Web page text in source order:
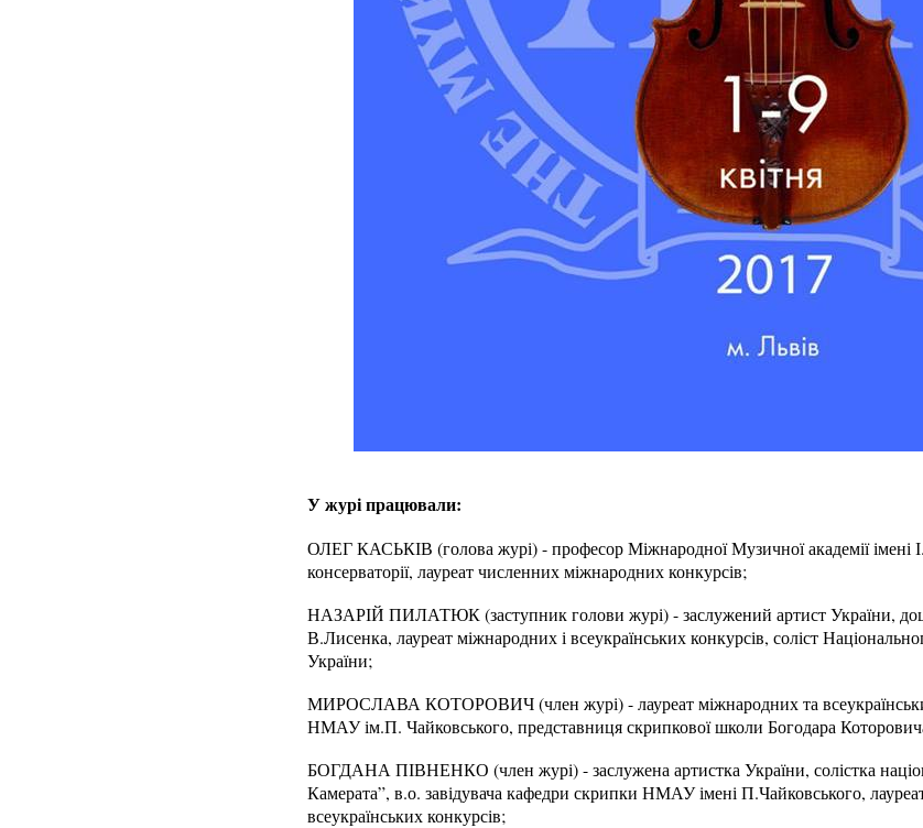
У журі працювали:
ОЛЕГ КАСЬКІВ (голова журі) - професор Міжнародної Музичної академії імені
консерваторії, лауреат численних міжнародних конкурсів;
НАЗАРІЙ ПИЛАТЮК (заступник голови журі) - заслужений артист України,
В.Лисенка, лауреат міжнародних і всеукраїнських конкурсів, соліст
України;
МИРОСЛАВА КОТОРОВИЧ (член журі) - лауреат міжнародних та
НМАУ ім.П. Чайковського, представниця скрипкової школи Богодара
БОГДАНА ПІВНЕНКО (член журі) - заслужена артистка України, солістка
Камерата”, в.о. завідувача кафедри скрипки НМАУ імені П.Чайковського,
всеукраїнських конкурсів;